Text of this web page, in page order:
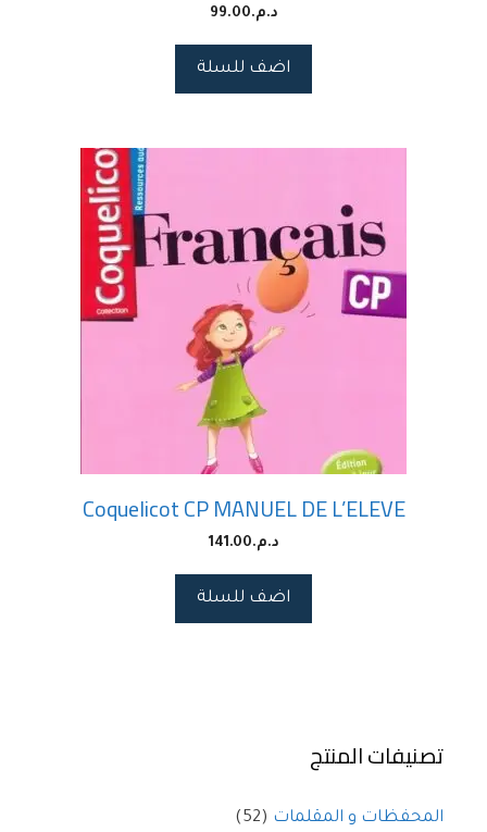
د.م.99.00
اضف للسلة
Coquelicot CP MANUEL DE L’ELEVE
د.م.141.00
اضف للسلة
تصنيفات المنتج
المحفظات و المقلمات (52)